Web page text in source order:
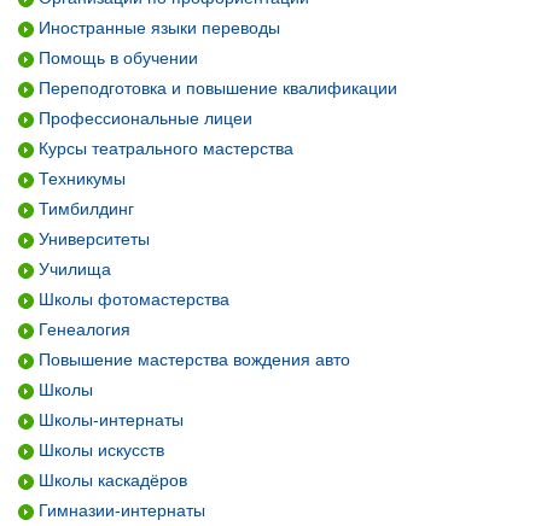
Иностранные языки переводы
Помощь в обучении
Переподготовка и повышение квалификации
Профессиональные лицеи
Курсы театрального мастерства
Техникумы
Тимбилдинг
Университеты
Училища
Школы фотомастерства
Генеалогия
Повышение мастерства вождения авто
Школы
Школы-интернаты
Школы искусств
Школы каскадёров
Гимназии-интернаты